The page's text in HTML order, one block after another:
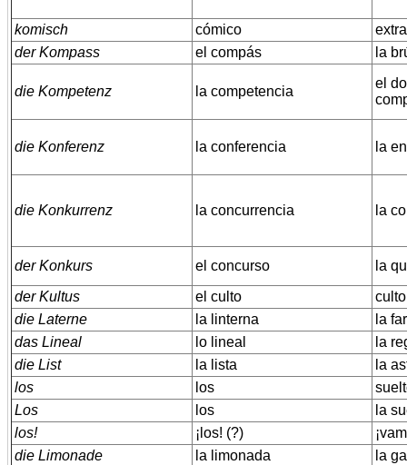
komisch cómico
der Kompass
el compás la
die Kompetenz la competencia
el
die Konferenz la conferencia la
die Konkurrenz la concurrencia la
der Konkurs el concurso
la
der Kultus
el culto
die Laterne
la linterna
la
das Lineal
lo lineal
la
die List
la lista
la
los
los
Los
los
la
los!
¡los! (?)
die Limonade
la limonada
la